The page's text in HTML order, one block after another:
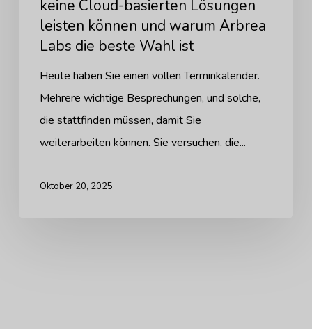
Labs
keine Cloud-basierten Lösungen
leisten können und warum Arbrea
Labs die beste Wahl ist
Heute haben Sie einen vollen Terminkalender.
Mehrere wichtige Besprechungen, und solche,
die stattfinden müssen, damit Sie
weiterarbeiten können. Sie versuchen, die...
Oktober 20, 2025